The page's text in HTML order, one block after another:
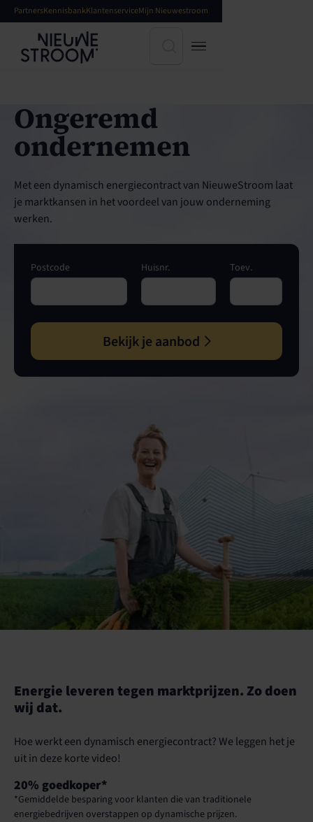
PartnersKennisbankKlantenserviceMijn Nieuwestroom
Ongeremd
ondernemen
Met een dynamisch energiecontract van NieuweStroom laat
je marktkansen in het voordeel van jouw onderneming
werken.
Postcode Huisnr. Toev.
Bekijk je aanbod
Energie leveren tegen marktprijzen. Zo doen
wij dat.
Hoe werkt een dynamisch energiecontract? We leggen het je
uit in deze korte video!
20% goedkoper*
*Gemiddelde besparing voor klanten die van traditionele
energiebedrijven overstappen op dynamische prijzen.